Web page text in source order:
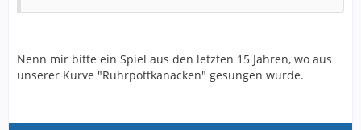
Nenn mir bitte ein Spiel aus den letzten 15 Jahren, wo aus
unserer Kurve "Ruhrpottkanacken" gesungen wurde.